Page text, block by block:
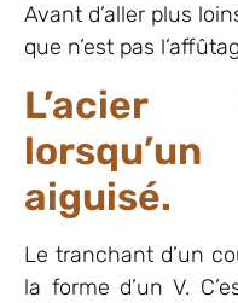
Avant d’aller plus
que n’est pas
aiguisé.
Le tranchant d’un
la forme d’un V.